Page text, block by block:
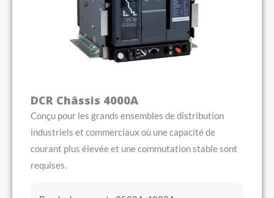
DCR Châssis 4000A
Conçu pour les grands ensembles de distribution
industriels et commerciaux où une capacité de
courant plus élevée et une commutation stable sont
requises.